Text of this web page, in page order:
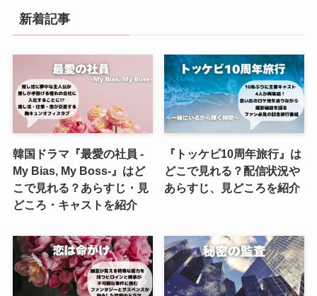
新着記事
韓国ドラマ『最愛の社員 -
My Bias, My Boss-』はど
こで見れる？あらすじ・見
どころ・キャストを紹介
『トッケビ10周年旅行』は
どこで見れる？配信状況や
あらすじ、見どころを紹介